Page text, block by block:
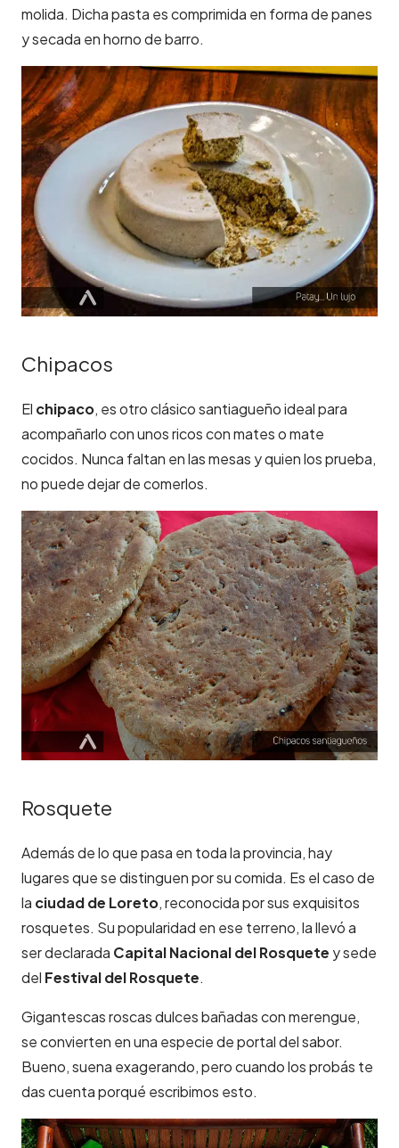
molida. Dicha pasta es comprimida en forma de panes
y secada en horno de barro.
Chipacos
El chipaco, es otro clásico santiagueño ideal para
acompañarlo con unos ricos con mates o mate
cocidos. Nunca faltan en las mesas y quien los prueba,
no puede dejar de comerlos.
Rosquete
Además de lo que pasa en toda la provincia, hay
lugares que se distinguen por su comida. Es el caso de
la ciudad de Loreto, reconocida por sus exquisitos
rosquetes. Su popularidad en ese terreno, la llevó a
ser declarada Capital Nacional del Rosquete y sede
del Festival del Rosquete.
Gigantescas roscas dulces bañadas con merengue,
se convierten en una especie de portal del sabor.
Bueno, suena exagerando, pero cuando los probás te
das cuenta porqué escribimos esto.